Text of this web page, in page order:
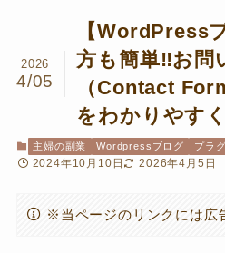
【WordPress
方も簡単‼お問
（Contact
をわかりやす
2026
4/05
主婦の副業 Wordpressブログ プラ
2024年10月10日 2026年4月5日
※当ページのリンクには広